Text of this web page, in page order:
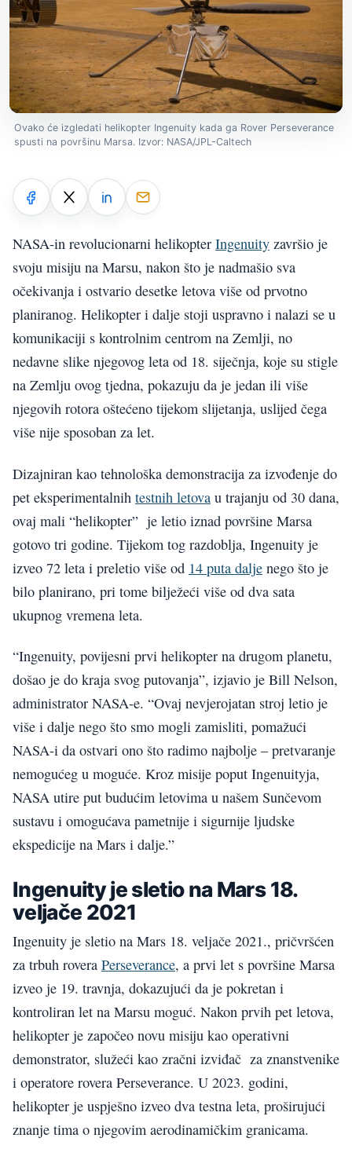
Ovako će izgledati helikopter Ingenuity kada ga Rover Perseverance
spusti na površinu Marsa. Izvor: NASA/JPL-Caltech
NASA-in revolucionarni helikopter Ingenuity završio je
svoju misiju na Marsu, nakon što je nadmašio sva
očekivanja i ostvario desetke letova više od prvotno
planiranog. Helikopter i dalje stoji uspravno i nalazi se u
komunikaciji s kontrolnim centrom na Zemlji, no
nedavne slike njegovog leta od 18. siječnja, koje su stigle
na Zemlju ovog tjedna, pokazuju da je jedan ili više
njegovih rotora oštećeno tijekom slijetanja, uslijed čega
više nije sposoban za let.
Dizajniran kao tehnološka demonstracija za izvođenje do
pet eksperimentalnih testnih letova u trajanju od 30 dana,
ovaj mali “helikopter” je letio iznad površine Marsa
gotovo tri godine. Tijekom tog razdoblja, Ingenuity je
izveo 72 leta i preletio više od 14 puta dalje nego što je
bilo planirano, pri tome bilježeći više od dva sata
ukupnog vremena leta.
“Ingenuity, povijesni prvi helikopter na drugom planetu,
došao je do kraja svog putovanja”, izjavio je Bill Nelson,
administrator NASA-e. “Ovaj nevjerojatan stroj letio je
više i dalje nego što smo mogli zamisliti, pomažući
NASA-i da ostvari ono što radimo najbolje – pretvaranje
nemogućeg u moguće. Kroz misije poput Ingenuityja,
NASA utire put budućim letovima u našem Sunčevom
sustavu i omogućava pametnije i sigurnije ljudske
ekspedicije na Mars i dalje.”
Ingenuity je sletio na Mars 18.
veljače 2021
Ingenuity je sletio na Mars 18. veljače 2021., pričvršćen
za trbuh rovera Perseverance, a prvi let s površine Marsa
izveo je 19. travnja, dokazujući da je pokretan i
kontroliran let na Marsu moguć. Nakon prvih pet letova,
helikopter je započeo novu misiju kao operativni
demonstrator, služeći kao zračni izviđač za znanstvenike
i operatore rovera Perseverance. U 2023. godini,
helikopter je uspješno izveo dva testna leta, proširujući
znanje tima o njegovim aerodinamičkim granicama.